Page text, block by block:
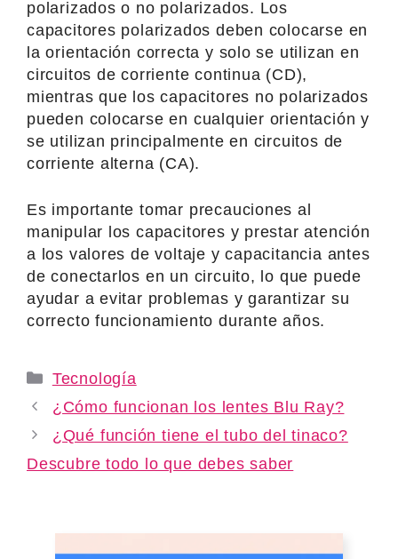
polarizados o no polarizados. Los
capacitores polarizados deben colocarse en
la orientación correcta y solo se utilizan en
circuitos de corriente continua (CD),
mientras que los capacitores no polarizados
pueden colocarse en cualquier orientación y
se utilizan principalmente en circuitos de
corriente alterna (CA).
Es importante tomar precauciones al
manipular los capacitores y prestar atención
a los valores de voltaje y capacitancia antes
de conectarlos en un circuito, lo que puede
ayudar a evitar problemas y garantizar su
correcto funcionamiento durante años.
Categories
Tecnología
¿Cómo funcionan los lentes Blu Ray?
¿Qué función tiene el tubo del tinaco?
Descubre todo lo que debes saber